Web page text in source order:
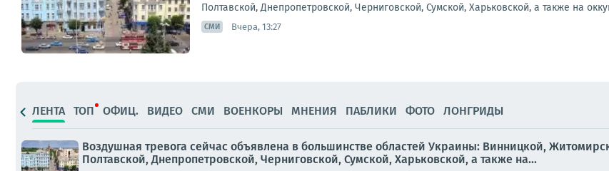
Полтавской, Днепропетровской, Черниговской, Сумской, Харьковской, а также на
СМИ Вчера, 13:27
ЛЕНТА ТОП ОФИЦ. ВИДЕО СМИ ВОЕНКОРЫ МНЕНИЯ ПАБЛИКИ ФОТО ЛОНГРИДЫ
Воздушная тревога сейчас объявлена в большинстве областей Украины: Винницкой,
Полтавской, Днепропетровской, Черниговской, Сумской, Харьковской, а также на...